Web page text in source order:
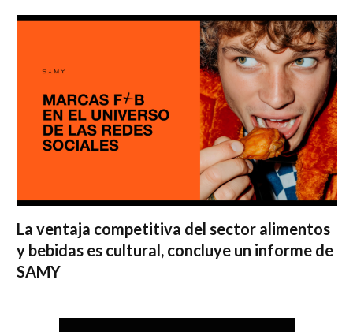
La ventaja competitiva del sector alimentos
y bebidas es cultural, concluye un informe de
SAMY